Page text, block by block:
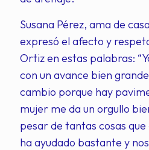
Susana Pérez, ama de
expresó el afecto y
Ortiz en estas palabras:
con un avance bien
cambio porque hay
mujer me da un orgullo
pesar de tantas cosas
ha ayudado bastante y